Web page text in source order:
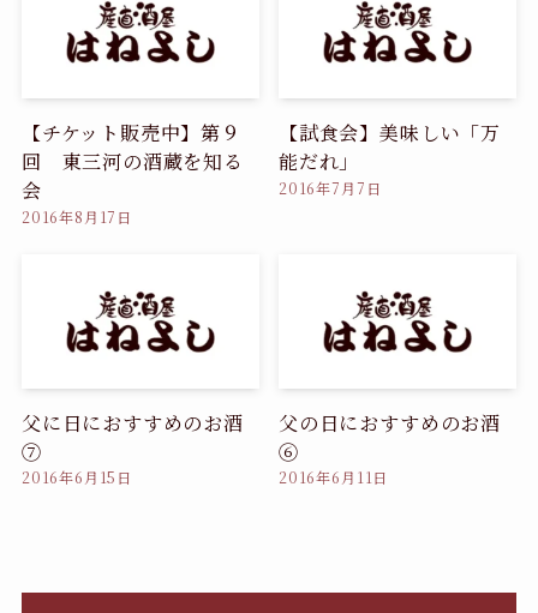
【チケット販売中】第９
回 東三河の酒蔵を知る
会
2016年8月17日
【試食会】美味しい「万
能だれ」
2016年7月7日
父に日におすすめのお酒
⑦
2016年6月15日
父の日におすすめのお酒
⑥
2016年6月11日